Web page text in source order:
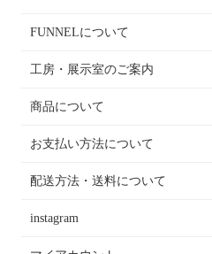
FUNNELについて
工房・展示室のご案内
商品について
お支払い方法について
配送方法・送料について
instagram